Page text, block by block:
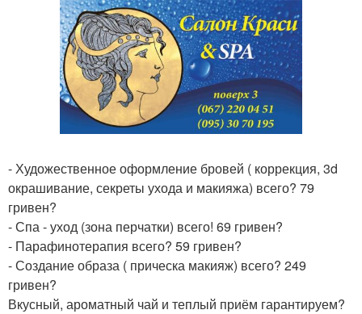
- Художественное оформление бровей ( коррекция, 3d
окрашивание, секреты ухода и макияжа) всего? 79
гривен?
- Спа - уход (зона перчатки) всего! 69 гривен?
- Парафинотерапия всего? 59 гривен?
- Создание образа ( прическа макияж) всего? 249
гривен?
Вкусный, ароматный чай и теплый приём гарантируем?